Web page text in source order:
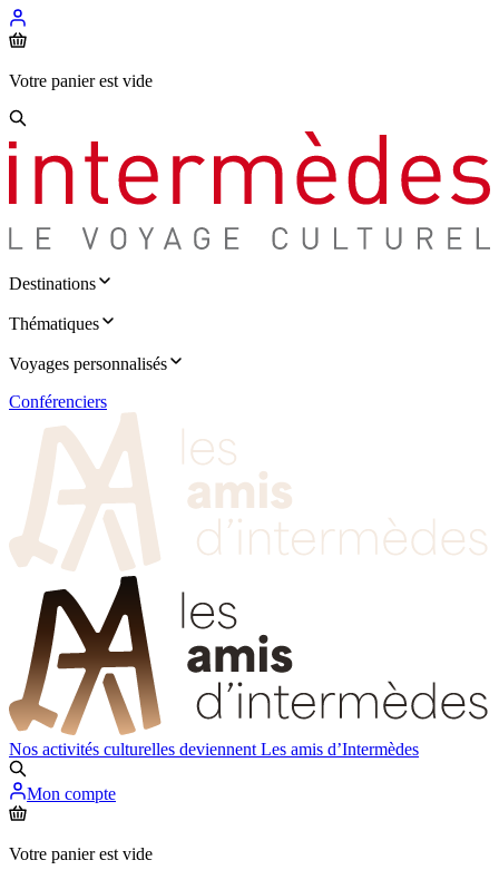
Votre panier est vide
Destinations
Thématiques
Voyages personnalisés
Conférenciers
Nos activités culturelles deviennent Les amis d’Intermèdes
Mon compte
Votre panier est vide